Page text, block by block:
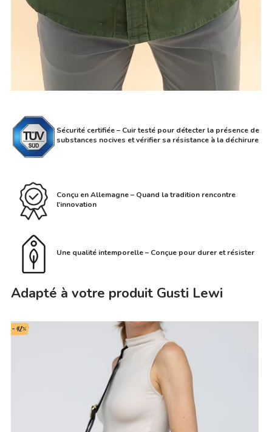
Sécurité certifiée – Cuir testé pour détecter la présence de
substances nocives et vérifier sa résistance à la déchirure
Conçu en Allemagne – Quand la tradition rencontre
l'innovation
Une qualité intemporelle – Conçue pour durer et résister
Adapté à votre produit Gusti Lewi
- 42%